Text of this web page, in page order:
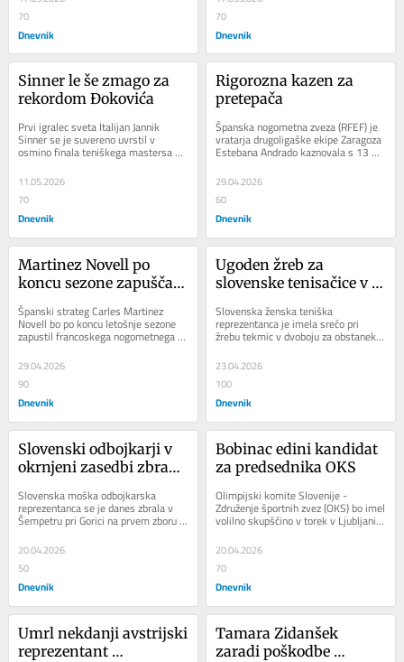
70
Dnevnik
70
Dnevnik
Sinner le še zmago za
rekordom Đokovića
Prvi igralec sveta Italijan Jannik
Sinner se je suvereno uvrstil v
osmino finala teniškega mastersa v
Rimu in je le še zmago oddaljen od
rekorda...
11.05.2026
70
Dnevnik
Rigorozna kazen za
pretepača
Španska nogometna zveza (RFEF) je
vratarja drugoligaške ekipe Zaragoza
Estebana Andrado kaznovala s 13
udarca...
29.04.2026
60
Dnevnik
Martinez Novell po
koncu sezone zapušča
Toulouse
Španski strateg Carles Martinez
Novell bo po koncu letošnje sezone
zapustil francoskega nogometnega
prvoligaša Toulouse. Španec je na
klopi...
29.04.2026
90
Dnevnik
Ugoden žreb za
slovenske tenisačice v
Slovenska ženska teniška
reprezentanca je imela srečo pri
žrebu tekmic v dvoboju za obstanek v
svetovni skupini pokala Billie Jean
King (BJK)....
23.04.2026
100
Dnevnik
Slovenski odbojkarji v
okrnjeni zasedbi zbrani
Slovenska moška odbojkarska
reprezentanca se je danes zbrala v
Šempetru pri Gorici na prvem zboru
pred novo sezono, v kateri jo čakata
nastop v...
20.04.2026
50
Dnevnik
Bobinac edini kandidat
za predsednika OKS
Olimpijski komite Slovenije -
Združenje športnih zvez (OKS) bo imel
volilno skupščino v torek v Ljubljani.
Za predsednika je za mandatno
obdobje...
20.04.2026
70
Dnevnik
Umrl nekdanji avstrijski
reprezentant
Tamara Zidanšek
zaradi poškodbe